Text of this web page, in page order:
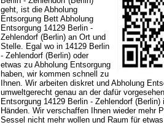
geht, ist die Abholung
Entsorgung Bett Abholung
Entsorgung 14129 Berlin -
Zehlendorf (Berlin) an Ort und
Stelle. Egal wo in 14129 Berlin
- Zehlendorf (Berlin) oder
etwas zu Abholung Entsorgung
haben, wir kommen schnell zu
Ihnen. Wir arbeiten diskret und Abholung
umweltgerecht genau an der dafür
Entsorgung 14129 Berlin - Zehlendorf
Händen. Wir verschaffen Ihnen wieder mehr
Sessel nicht mehr wollen und Raum für